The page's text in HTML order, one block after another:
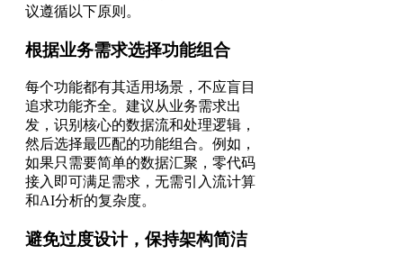
议遵循以下原则。
根据业务需求选择功能组合
每个功能都有其适用场景，不应盲目
追求功能齐全。建议从业务需求出
发，识别核心的数据流和处理逻辑，
然后选择最匹配的功能组合。例如，
如果只需要简单的数据汇聚，零代码
接入即可满足需求，无需引入流计算
和AI分析的复杂度。
避免过度设计，保持架构简洁